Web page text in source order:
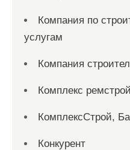
Компания по
услугам
Компания
Комплекс
КомплексСтрой,
Конкурент